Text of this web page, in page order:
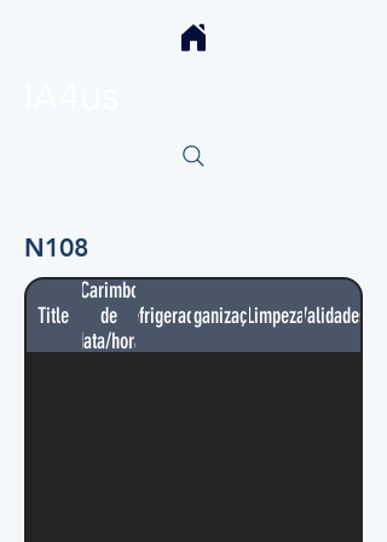
N108
Title
Carimbo
de
data/hora
RefrigeradorOrganizaçãoLimpezaValidades